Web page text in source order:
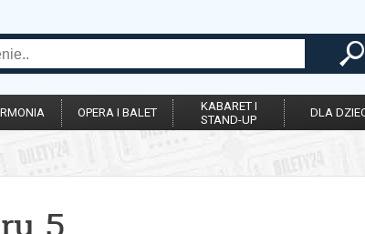
OPERA I BALET
KABARET I
STAND-UP
DLA